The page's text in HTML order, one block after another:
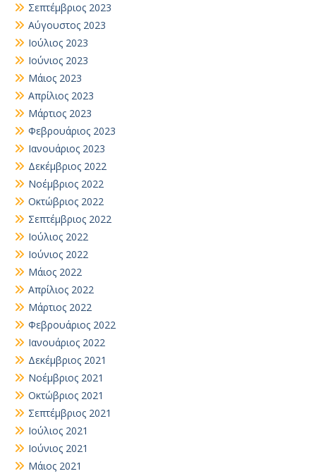
Σεπτέμβριος 2023
Αύγουστος 2023
Ιούλιος 2023
Ιούνιος 2023
Μάιος 2023
Απρίλιος 2023
Μάρτιος 2023
Φεβρουάριος 2023
Ιανουάριος 2023
Δεκέμβριος 2022
Νοέμβριος 2022
Οκτώβριος 2022
Σεπτέμβριος 2022
Ιούλιος 2022
Ιούνιος 2022
Μάιος 2022
Απρίλιος 2022
Μάρτιος 2022
Φεβρουάριος 2022
Ιανουάριος 2022
Δεκέμβριος 2021
Νοέμβριος 2021
Οκτώβριος 2021
Σεπτέμβριος 2021
Ιούλιος 2021
Ιούνιος 2021
Μάιος 2021